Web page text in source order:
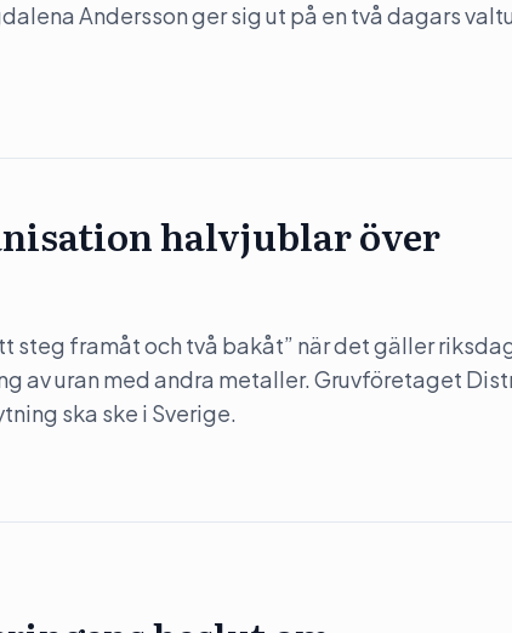
Andersson ger sig ut på en två dagars
halvjublar över
steg framåt och två bakåt” när det gäller
av uran med andra metaller. Gruvföretaget
ska ske i Sverige.